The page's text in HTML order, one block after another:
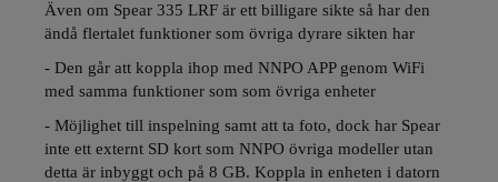
Även om Spear 335 LRF är ett billigare sikte så har den
ändå flertalet funktioner som övriga dyrare sikten har
- Den går att koppla ihop med NNPO APP genom WiFi
med samma funktioner som som övriga enheter
- Möjlighet till inspelning samt att ta foto, dock har Spear
inte ett externt SD kort som NNPO övriga modeller utan
detta är inbyggt och på 8 GB. Koppla in enheten i datorn